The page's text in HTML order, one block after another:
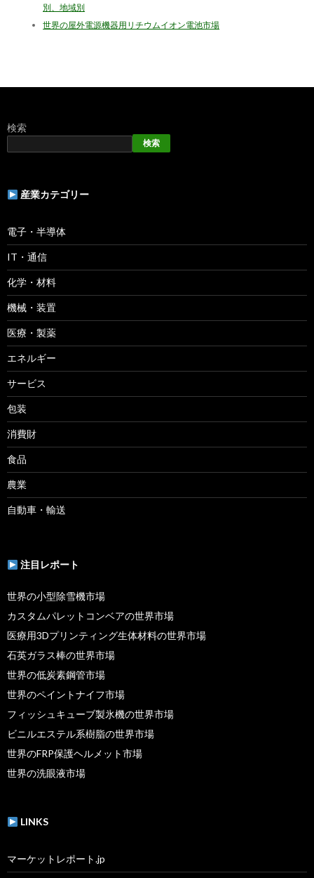
別、地域別
世界の屋外電源機器用リチウムイオン電池市場
検索
検索
産業カテゴリー
電子・半導体
IT・通信
化学・材料
機械・装置
医療・製薬
エネルギー
サービス
包装
消費財
食品
農業
自動車・輸送
注目レポート
世界の小型除雪機市場
カスタムパレットコンベアの世界市場
医療用3Dプリンティング生体材料の世界市場
石英ガラス棒の世界市場
世界の低炭素鋼管市場
世界のペイントナイフ市場
フィッシュキューブ製氷機の世界市場
ビニルエステル系樹脂の世界市場
世界のFRP保護ヘルメット市場
世界の洗眼液市場
LINKS
マーケットレポート.jp